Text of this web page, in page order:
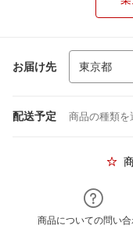
お届け先
配送予定 商品の種類を
商品についての問い